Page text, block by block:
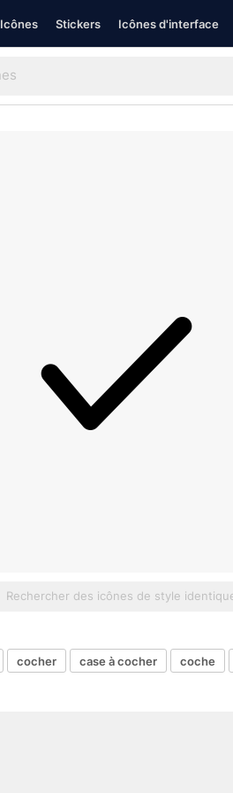
Icônes Stickers Icônes d'interface
cocher case à cocher coche